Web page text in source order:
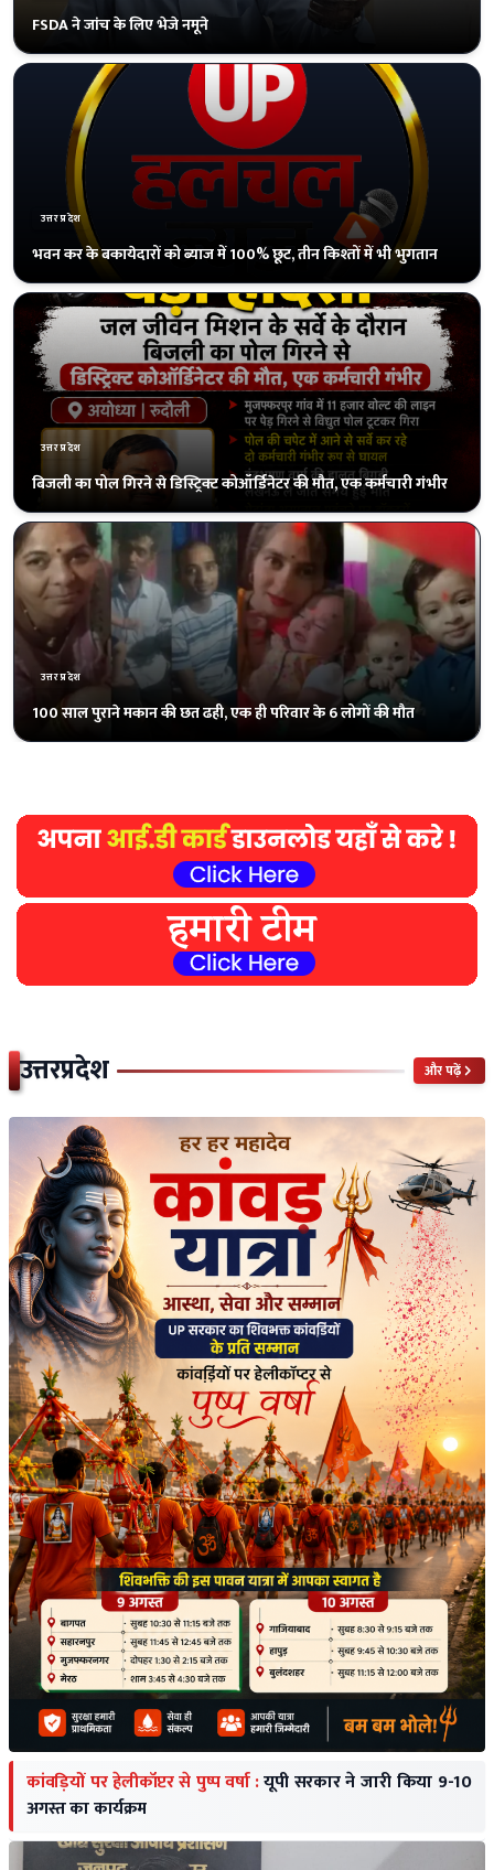
बसपा के एकमात्र विधायक उमाशंकर सिंह का दिल्ली में निधन
उत्तरप्रदेश
मुआवजे और सरकारी नौकरी की मांग पर अड़े परिजन, 38 घंटे बाद हुआ अंतिम
संस्कार
उत्तरप्रदेश
राम मंदिर की नींव से ‘नव्य अयोध्या’ तक का 6 साल का सफर, संतों ने घर-घर
दीप जलाने की अपील
उत्तरप्रदेश
जर्जर सड़क पर भरे पानी में ग्रामीणों ने की धान की रोपाई
उत्तरप्रदेश और पढ़ें
कांवड़ियों पर हेलीकॉप्टर से पुष्प वर्षा :यूपी सरकार ने जारी किया 9-10
अगस्त का कार्यक्रम